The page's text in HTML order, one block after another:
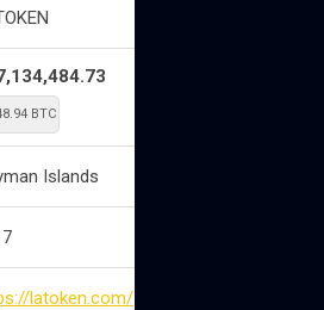
BTC
Islands
latoken.com/